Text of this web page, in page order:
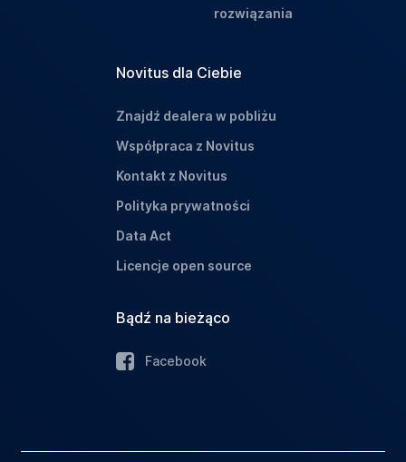
rozwiązania
Novitus dla Ciebie
Znajdź dealera w pobliżu
Współpraca z Novitus
Kontakt z Novitus
Polityka prywatności
Data Act
Licencje open source
Bądź na bieżąco
Facebook